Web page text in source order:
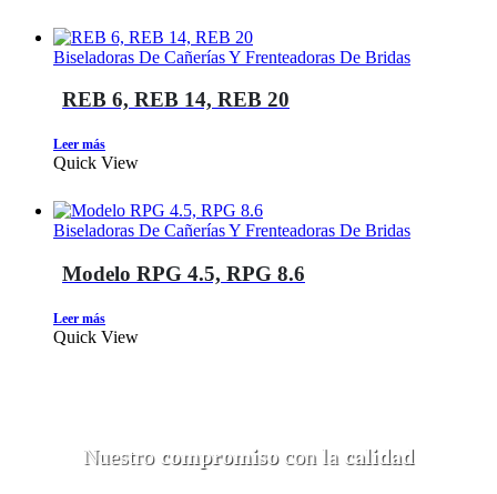
Biseladoras De Cañerías Y Frenteadoras De Bridas
REB 6, REB 14, REB 20
Leer más
Quick View
Biseladoras De Cañerías Y Frenteadoras De Bridas
Modelo RPG 4.5, RPG 8.6
Leer más
Quick View
Nuestro compromisocon la calidad